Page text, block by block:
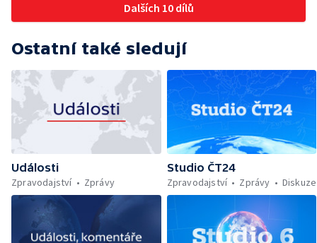
Dalších 10 dílů
Ostatní také sledují
Události
Zpravodajství
Zprávy
Studio ČT24
Zpravodajství
Zprávy Diskuze